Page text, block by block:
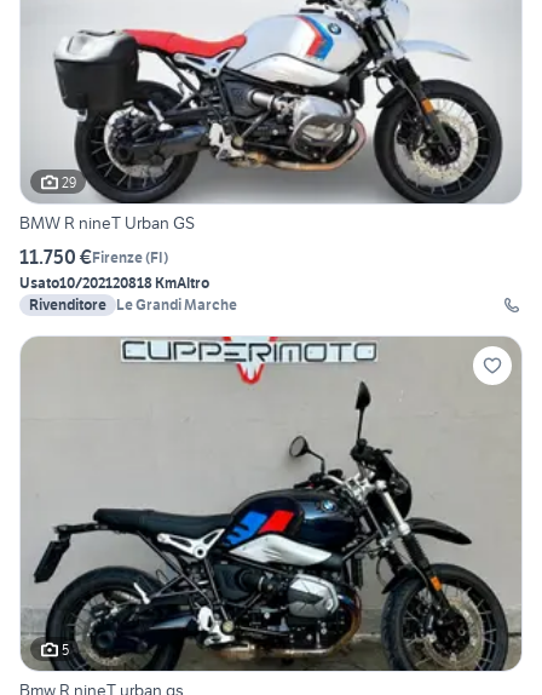
29
BMW R nineT Urban GS
11.750 €Firenze(FI)
Usato10/202120818 KmAltro
Rivenditore Le Grandi Marche
5
Bmw R nineT urban gs